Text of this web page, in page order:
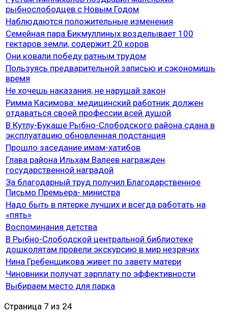
рыбнослободцев с Новым Годом
Наблюдаются положительные изменения
Семейная пара Бикмуллиных возделывает 100
гектаров земли, содержит 20 коров
Они ковали победу ратным трудом
Пользуясь предварительной записью и сэкономишь
время
Не хочешь наказания, не нарушай закон
Римма Касимова: медицинский работник должен
отдаваться своей профессии всей душой
В Кутлу-Букаше Рыбно-Слободского района сдана в
эксплуатацию обновленная подстанция
Прошло заседание имам-хатибов
Глава района Ильхам Валеев награжден
государственной наградой
За благодарный труд получил Благодарственное
Письмо Премьера- министра
Надо быть в пятерке лучших и всегда работать на
«пять»
Воспоминания детства
В Рыбно-Слободской центральной библиотеке
дошколятам провели экскурсию в мир незрячих
Нина Гребенщикова живет по завету матери
Чиновники получат зарплату по эффективности
Выбираем место для парка
Страница 7 из 24